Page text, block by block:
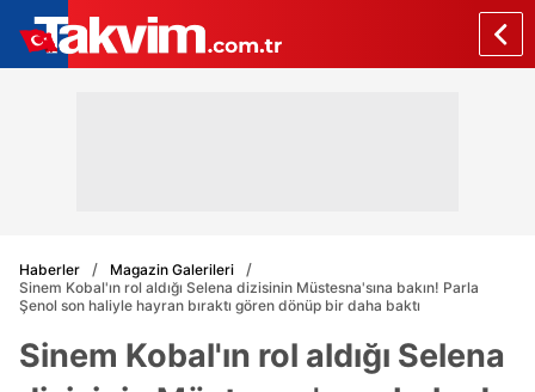
Haberler
Magazin Galerileri
Sinem Kobal'ın rol aldığı Selena dizisinin Müstesna'sına bakın! Parla
Şenol son haliyle hayran bıraktı gören dönüp bir daha baktı
Sinem Kobal'ın rol aldığı Selena